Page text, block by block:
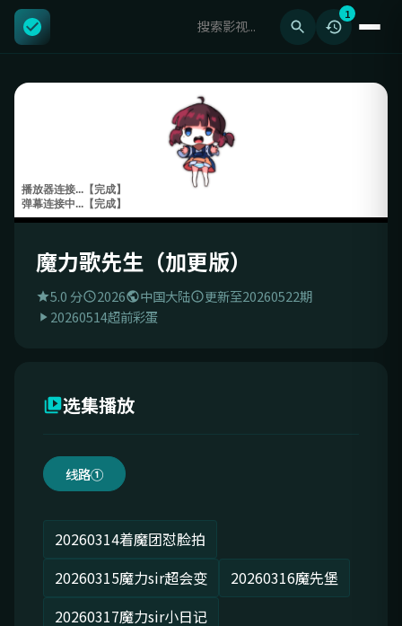
1
魔力歌先生（加更版）
5.0 分 2026 中国大陆
更新至20260522期
20260514超前彩蛋
选集播放
线路①
20260314着魔团怼脸拍
20260315魔力sir超会变
20260316魔先堡
20260317魔力sir小日记